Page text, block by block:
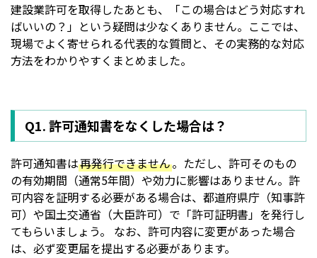
建設業許可を取得したあとも、「この場合はどう対応すれ
ばいいの？」という疑問は少なくありません。ここでは、
現場でよく寄せられる代表的な質問と、その実務的な対応
方法をわかりやすくまとめました。
Q1. 許可通知書をなくした場合は？
許可通知書は再発行できません。ただし、許可そのもの
の有効期間（通常5年間）や効力に影響はありません。許
可内容を証明する必要がある場合は、都道府県庁（知事許
可）や国土交通省（大臣許可）で「許可証明書」を発行し
てもらいましょう。 なお、許可内容に変更があった場合
は、必ず変更届を提出する必要があります。